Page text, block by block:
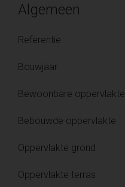
Algemeen
Referentie
Bouwjaar
Bewoonbare oppervlakte
Bebouwde oppervlakte
Oppervlakte grond
Oppervlakte terras